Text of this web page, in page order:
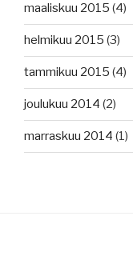
maaliskuu 2015 (4)
helmikuu 2015 (3)
tammikuu 2015 (4)
joulukuu 2014 (2)
marraskuu 2014 (1)